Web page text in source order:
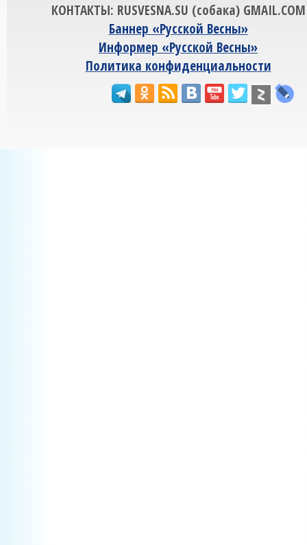
КОНТАКТЫ: RUSVESNA.SU (собака) GMAIL.COM
Баннер «Русской Весны»
Информер «Русской Весны»
Политика конфиденциальности